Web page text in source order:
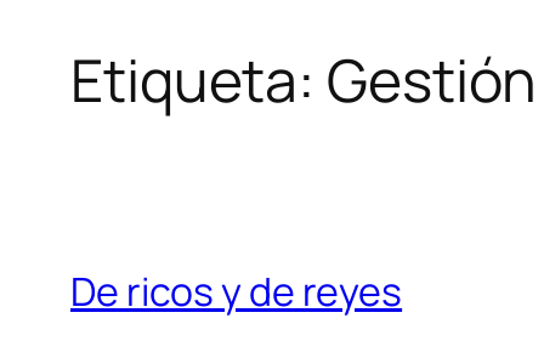
Etiqueta: Gestión
De ricos y de reyes